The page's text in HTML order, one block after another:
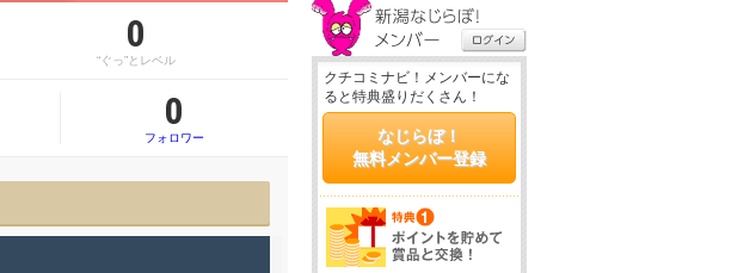
0
“ぐっ”とレベル
0
フォロワー
クチコミナビ！メンバーにな
ると特典盛りだくさん！
なじらぼ！
無料メンバー登録